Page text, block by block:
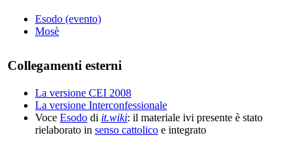
Esodo (evento)
Mosè
Collegamenti esterni
La versione CEI 2008
La versione Interconfessionale
Voce Esodo di it.wiki: il materiale ivi presente è stato
rielaborato in senso cattolico e integrato